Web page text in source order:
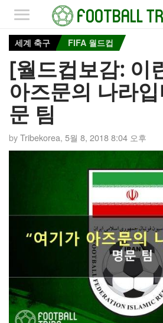
세계 축구 FIFA 월드컵
[월드컵보감: 이
아즈문의 나라
문 팀
byTribekorea, 5월 8, 2018 8:04 오후